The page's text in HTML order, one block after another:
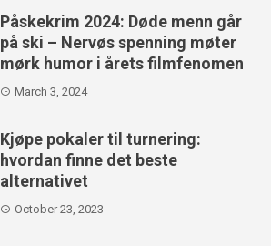
Påskekrim 2024: Døde menn går
på ski – Nervøs spenning møter
mørk humor i årets filmfenomen
March 3, 2024
Kjøpe pokaler til turnering:
hvordan finne det beste
alternativet
October 23, 2023